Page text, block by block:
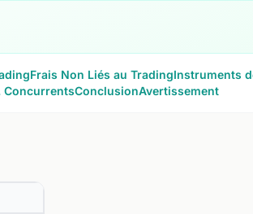
Frais Non Liés au TradingInstruments
ConcurrentsConclusionAvertissement